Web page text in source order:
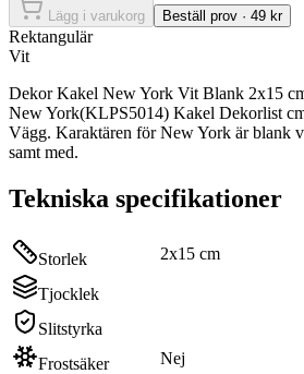
Lägg i varukorg Beställ prov · 49 kr
Rektangulär
Vit
Dekor Kakel New York Vit Blank 2x15
New York(KLPS5014) Kakel Dekorlist
Vägg. Karaktären för New York är blank
samt med.
Tekniska specifikationer
Storlek 2x15 cm
Tjocklek
Slitstyrka
Frostsäker
Nej